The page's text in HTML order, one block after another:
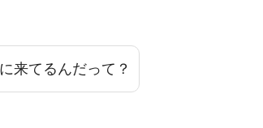
来てるんだって？